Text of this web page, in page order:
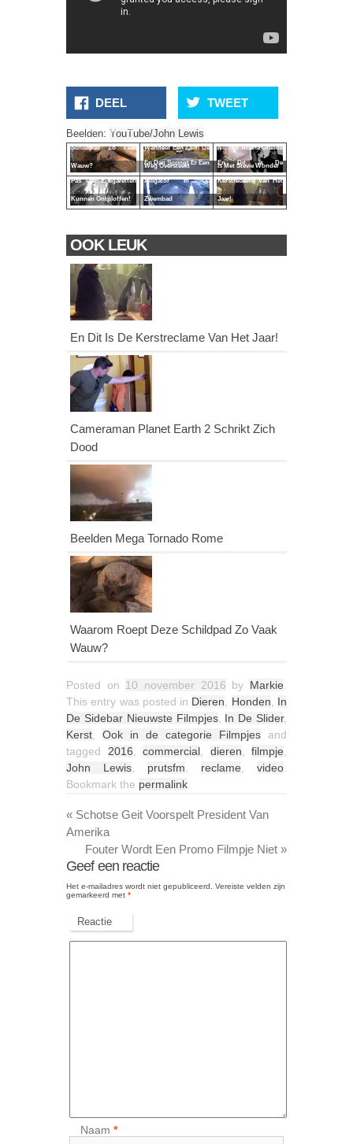
DEEL TWEET
Beelden: YouTube/John Lewis
Waarom Roept Deze
Schildpad Zo Vaak
Wauw?
Wanneer Een Zalm De
Weg Oversteekt
Nieuwe Ariana Grande
Is Met Stevie Wonder
Pas Op! E-sigaretten
Kunnen Ontploffen!
En Dan Springt Er Een
Alligator In Je
Zwembad
En Dit Is De
Kerstreclame Van Het
Jaar!
OOK LEUK
En Dit Is De Kerstreclame Van Het Jaar!
Cameraman Planet Earth 2 Schrikt Zich
Dood
Beelden Mega Tornado Rome
Waarom Roept Deze Schildpad Zo Vaak
Wauw?
Posted on 10 november 2016 by Markie
This entry was posted in Dieren Honden
In
De Sidebar Nieuwste Filmpjes, In De Slider,
Kerst
Ook in de categorie Filmpjes and
tagged 2016 commercial dieren filmpje
John Lewis
prutsfm reclame video
Bookmark the permalink
« Schotse Geit Voorspelt President Van
Amerika
Fouter Wordt Een Promo Filmpje Niet »
Geef een reactie
Het e-mailadres wordt niet gepubliceerd.
Vereiste velden zijn
gemarkeerd met *
Reactie
Naam*